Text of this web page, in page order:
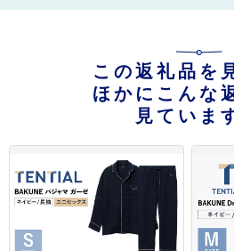
この返礼品を
ほかにこんな
見ていま